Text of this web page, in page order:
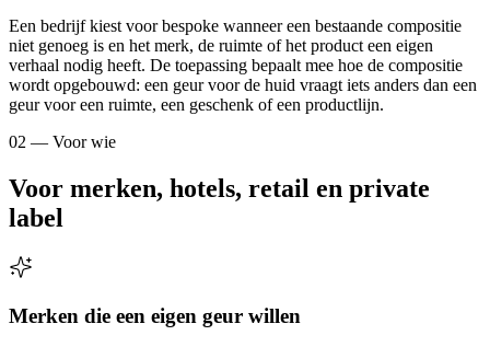
Een bedrijf kiest voor bespoke wanneer een bestaande compositie
niet genoeg is en het merk, de ruimte of het product een eigen
verhaal nodig heeft. De toepassing bepaalt mee hoe de compositie
wordt opgebouwd: een geur voor de huid vraagt iets anders dan een
geur voor een ruimte, een geschenk of een productlijn.
02 — Voor wie
Voor merken, hotels, retail en private
label
Merken die een eigen geur willen